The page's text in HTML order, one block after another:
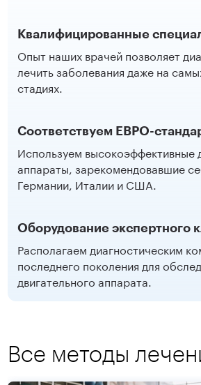
Квалифицированные
Опыт наших врачей позволяет
лечить заболевания даже на
стадиях.
Соответствуем ЕВРО-
Используем высокоэффективные
аппараты, зарекомендовавшие
Германии, Италии и США.
Оборудование экспертного
Располагаем диагностическим
последнего поколения для
двигательного аппарата.
Все методы